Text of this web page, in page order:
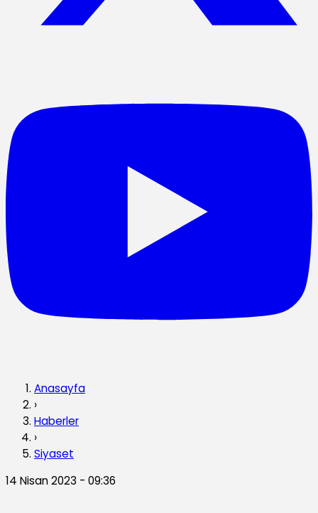
Anasayfa
›
Haberler
›
Siyaset
14 Nisan 2023 - 09:36